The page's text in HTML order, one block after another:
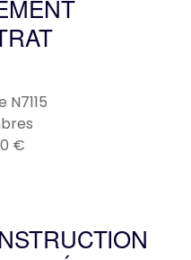
N7115
€